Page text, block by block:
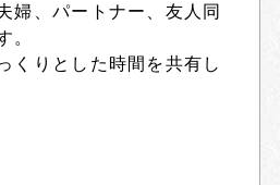
婦、パートナー、友人同
。
くりとした時間を共有し